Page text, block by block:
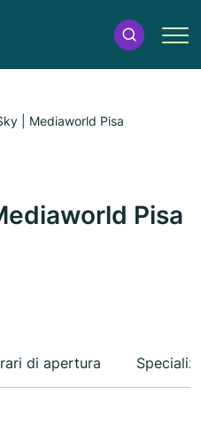
| Mediaworld Pisa
Pisa
di apertura